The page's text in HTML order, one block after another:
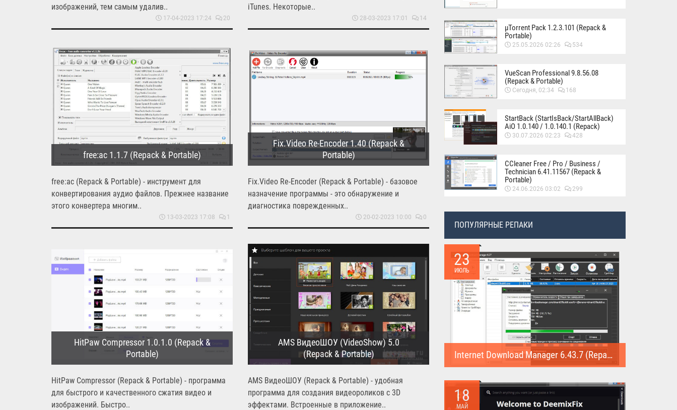
изображений, тем самым удалив..
17-04-2023 17:24 20
iTunes. Некоторые..
28-03-2023 17:01 14
free:ac 1.1.7 (Repack & Portable)
free:ac (Repack & Portable) - инструмент для
конвертирования аудио файлов. Прежнее название
этого конвертера многим..
13-03-2023 17:08 1
Fix.Video Re-Encoder 1.40 (Repack &
Portable)
Fix.Video Re-Encoder (Repack & Portable) - базовое
назначение программы - это обнаружение и
диагностика поврежденных..
20-02-2023 10:00 0
HitPaw Compressor 1.0.1.0 (Repack &
Portable)
HitPaw Compressor (Repack & Portable) - программа
для быстрого и качественного сжатия видео и
изображений. Быстро..
AMS ВидеоШОУ (VideoShow) 5.0
(Repack & Portable)
AMS ВидеоШОУ (Repack & Portable) - удобная
программа для создания видеороликов с 3D
эффектами. Встроенные в приложение..
µTorrent Pack 1.2.3.101 (Repack &
Portable)
25.05.2026 02:26 534
VueScan Professional 9.8.56.08
(Repack & Portable)
Сегодня, 02:34 168
StartBack (StartIsBack/StartAllBack)
AiO 1.0.140 / 1.0.140.1 (Repack)
30.07.2026 02:23 428
CCleaner Free / Pro / Business /
Technician 6.41.11567 (Repack &
Portable)
24.06.2026 03:02 299
ПОПУЛЯРНЫЕ РЕПАКИ
23
ИЮЛЬ
Internet Download Manager 6.43.7 (Repack)
предназначена для...
18
МАЙ